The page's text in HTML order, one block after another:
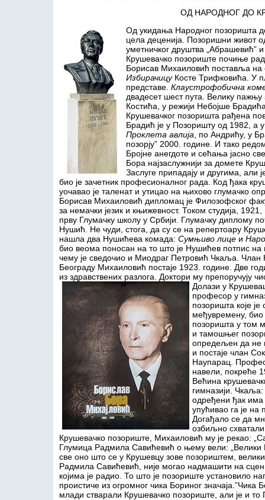
ОД НАРОДНОГ ДО
Од укидања Народног позоришта
цела деценија. Позоришни живот
уметничког друштва „Абрашевић”
Крушевачко позориште почиње
Борисав Михаиловић поставља на
ИзбирачицуКосте Трифковића. У
представе. Клаустрофобична
двадесет шест пута. Велику пажњу
Костића, у режији Небојше
Крушевачког позоришта рађена
Брадић је у Позоришту од 1982, а
Проклета авлија , по Андрићу, у
позорју” 2000. године. И тако
Бројне анегдоте и сећања јасно
Бора најзаслужнији за домете
Заслуге припадају и другима, али
био је зачетник професионалног рада. Код ђака
уочавао је таленат и утицао на њихово глумачко
Борисав Михаиловић дипломац је Филозофског
за немачки језик и књижевност. Током студија,
прву Глумачку школу у Србији. Глумачку диплому
Нушић. Не чуди, стога, да су се на репертоару
нашла два Нушићева комада: Сумњиво лице и
био веома поносан на то што је Нушићев потпис
чему је сведочио и Миодраг Петровић Чкаља. Члан
Београду Михаиловић постаје 1923. године. Две
из здравствених разлога. Доктори му препоручују
Долази у
професор у
позоришта које
међувремену, био
позоришта у том
и тамошњег
опредељен да не
и постаје члан
Наупарац.
навели, покреће
Већина
гимназији. Чкаља:
одређени ђак има
упућивао га је
Догађало се да
озбиљно
Крушевачко позориште, Михаиловић му је рекао:
Глумица Радмила Савићевић о њему вели: „Велики
све оно што се у Крушевцу зове позориштем,
Радмила Савићевић, није могао надмашити на
којима је радио. То што је позориште установило
проистиче из огромног чика Бориног значаја.”Чика
млади стварали Крушевачко позориште, али је и